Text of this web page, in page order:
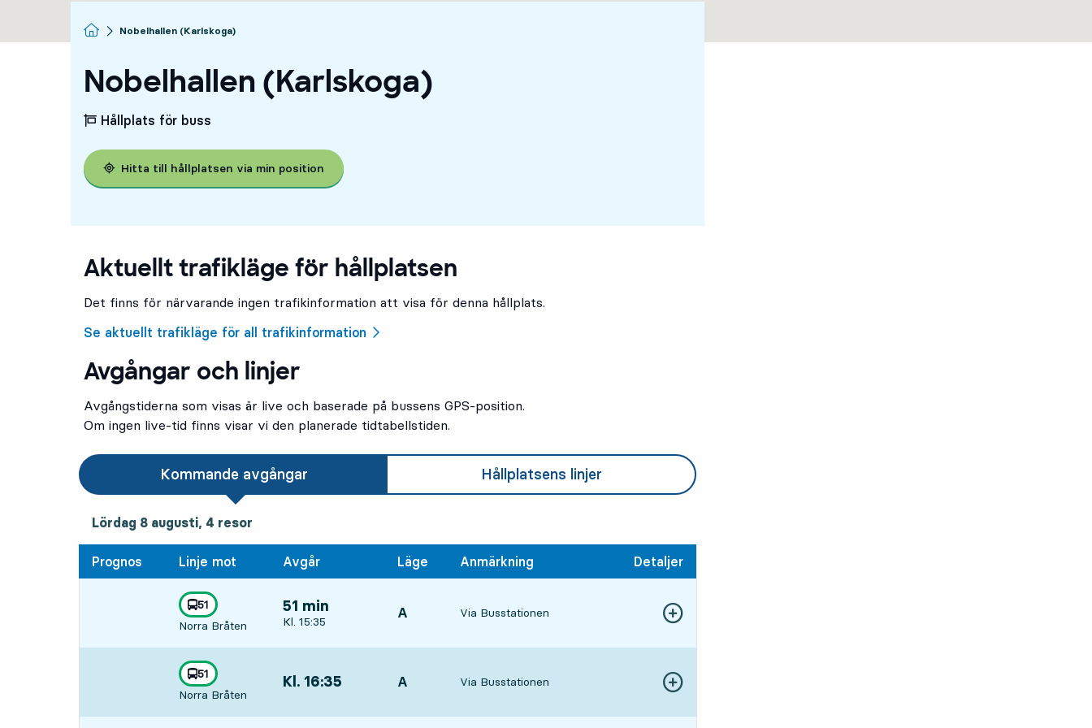
Startsida
Nobelhallen (Karlskoga)
Nobelhallen (Karlskoga)
Hållplats för buss
Hitta till hållplatsen via min position
Aktuellt trafikläge för hållplatsen
Det finns för närvarande ingen trafikinformation att visa för denna hållplats.
Se aktuellt trafikläge för all trafikinformation
Avgångar och linjer
Avgångstiderna som visas är live och baserade på bussens GPS-position.
Om ingen live-tid finns visar vi den planerade tidtabellstiden.
Kommande avgångar Hållplatsens linjer
lördag 8 augusti, 4resor
Lördag 8 augusti, 4 resor
Prognos Linje mot Avgår Läge Anmärkning Detaljer
linje
51
mot
Norra Bråten
,
51 min
Avgår, Kl. 15:35, om 51 min
Kl. 15:35
LÄGE,
A Via Busstationen Visa fler detaljer
linje
51
mot
Norra Bråten
, Kl. 16:35 LÄGE,
A Via Busstationen Visa fler detaljer